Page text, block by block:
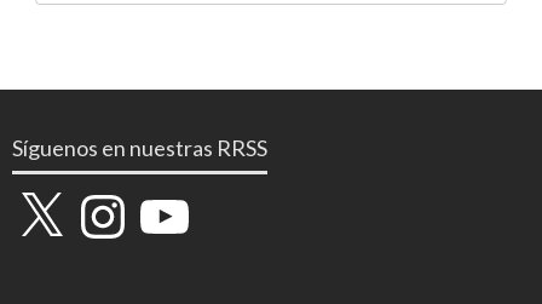
Síguenos en nuestras RRSS
X InstagramYouTube